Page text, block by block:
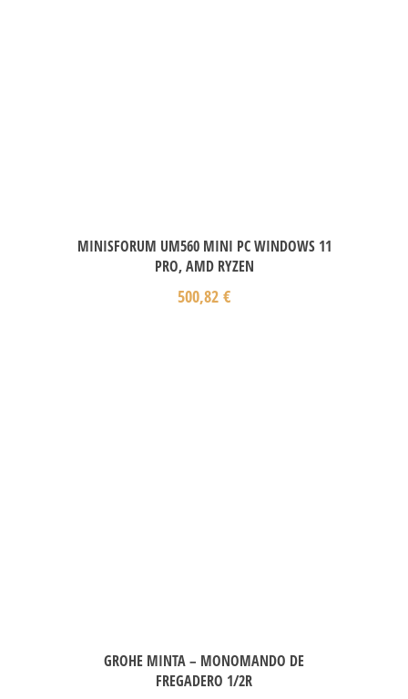
MINISFORUM UM560 MINI PC WINDOWS 11
PRO, AMD RYZEN
500,82 €
GROHE MINTA – MONOMANDO DE
FREGADERO 1/2R